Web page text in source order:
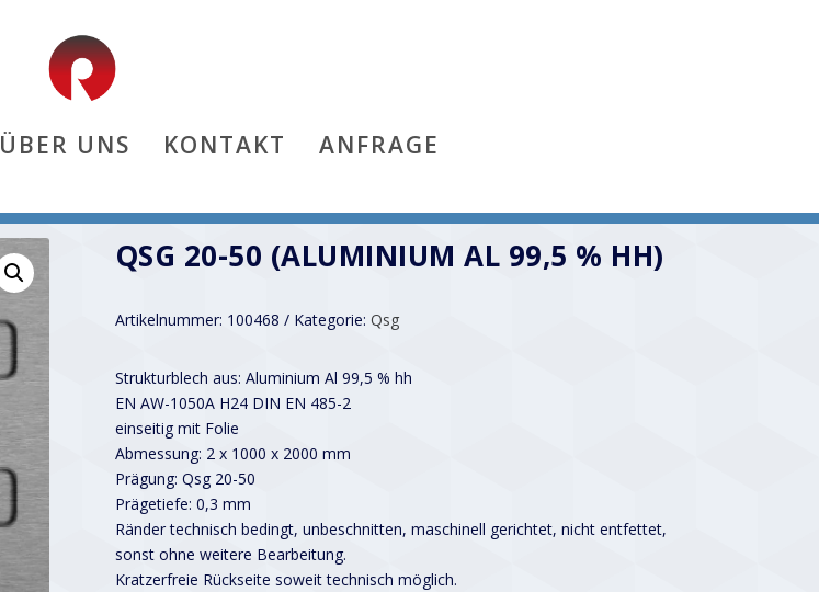
ÜBER UNS KONTAKT ANFRAGE
QSG 20-50 (ALUMINIUM AL 99,5 % HH)
Artikelnummer: 100468 Kategorie: Qsg
Strukturblech aus: Aluminium Al 99,5 % hh
EN AW-1050A H24 DIN EN 485-2
einseitig mit Folie
Abmessung: 2 x 1000 x 2000 mm
Prägung: Qsg 20-50
Prägetiefe: 0,3 mm
Ränder technisch bedingt, unbeschnitten, maschinell gerichtet, nicht entfettet,
sonst ohne weitere Bearbeitung.
Kratzerfreie Rückseite soweit technisch möglich.